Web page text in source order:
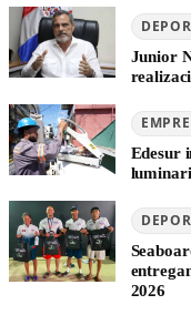
Junior
Edesur
2026